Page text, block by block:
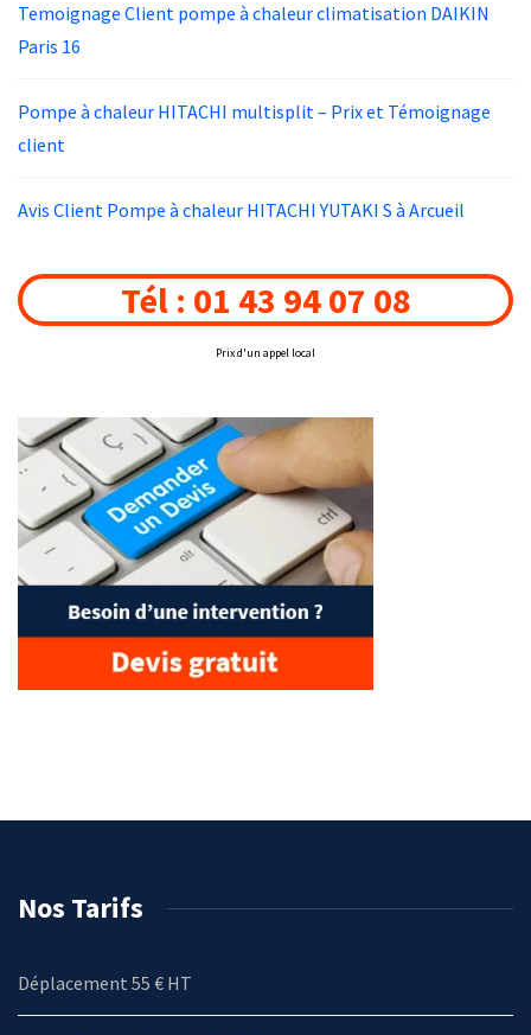
Temoignage Client pompe à chaleur climatisation DAIKIN
Paris 16
Pompe à chaleur HITACHI multisplit – Prix et Témoignage
client
Avis Client Pompe à chaleur HITACHI YUTAKI S à Arcueil
Tél : 01 43 94 07 08
Prix d'un appel local
Nos Tarifs
Déplacement 55 € HT